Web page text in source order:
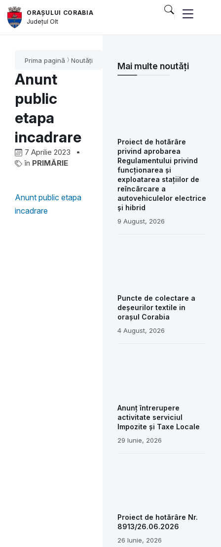
ORAȘULUI CORABIA
JudețulOlt
Prima pagină Noutăți
Anunt
public
etapa
incadrare
7 Aprilie 2023
în PRIMĂRIE
Anunt public etapa
incadrare
Mai multe noutăți
Proiect de hotărâre
privind aprobarea
Regulamentului privind
funcționarea și
exploatarea stațiilor de
reîncărcare a
autovehiculelor electrice
și hibrid
9 August, 2026
Puncte de colectare a
deșeurilor textile in
orașul Corabia
4 August, 2026
Anunț întrerupere
activitate serviciul
Impozite și Taxe Locale
29 Iunie, 2026
Proiect de hotărâre Nr.
8913/26.06.2026
26 Iunie, 2026